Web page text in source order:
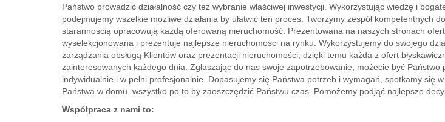
Państwo prowadzić działalność czy też wybranie właściwej inwestycji. Wykorzystując wiedzę i
podejmujemy wszelkie możliwe działania by ułatwić ten proces. Tworzymy zespół kompetentnych
starannością opracowują każdą oferowaną nieruchomość. Prezentowana na naszych stronach
wyselekcjonowana i prezentuje najlepsze nieruchomości na rynku. Wykorzystujemy do swojego
zarządzania obsługą Klientów oraz prezentacji nieruchomości, dzięki temu każda z ofert
zainteresowanych każdego dnia. Zgłaszając do nas swoje zapotrzebowanie, możecie być
indywidualnie i w pełni profesjonalnie. Dopasujemy się Państwa potrzeb i wymagań, spotkamy się
Państwa w domu, wszystko po to by zaoszczędzić Państwu czas. Pomożemy podjąć najlepsze
Współpraca z nami to: